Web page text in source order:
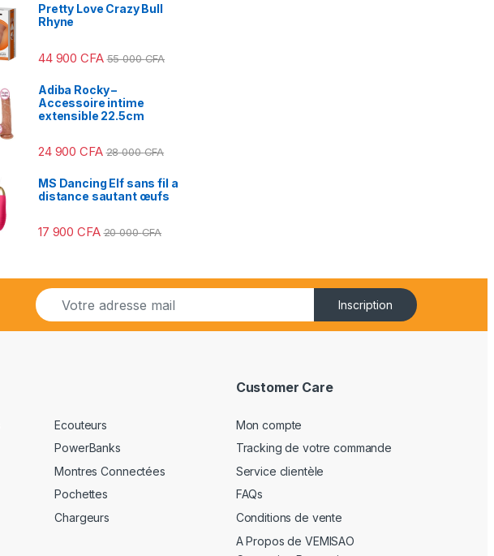
Pretty Love Crazy Bull
Rhyne
44 900CFA 55 000CFA
Adiba Rocky –
Accessoire intime
extensible 22.5cm
24 900CFA 28 000CFA
MS Dancing Elf sans fil a
distance sautant œufs
17 900CFA 20 000CFA
E
m
a
Inscription
Ecouteurs
PowerBanks
Montres Connectées
Pochettes
Chargeurs
Customer Care
Mon compte
Tracking de votre commande
Service clientèle
FAQs
Conditions de vente
A Propos de VEMISAO